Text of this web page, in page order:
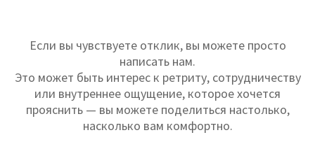
Если вы чувствуете отклик, вы можете просто
написать нам.
Это может быть интерес к ретриту, сотрудничеству
или внутреннее ощущение, которое хочется
прояснить — вы можете поделиться настолько,
насколько вам комфортно.